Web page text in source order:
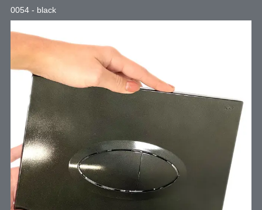
0054 - black